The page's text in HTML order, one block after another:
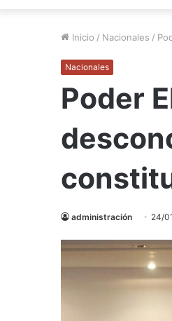
Inicio / Nacionales /
Nacionales
Poder
administración 24/